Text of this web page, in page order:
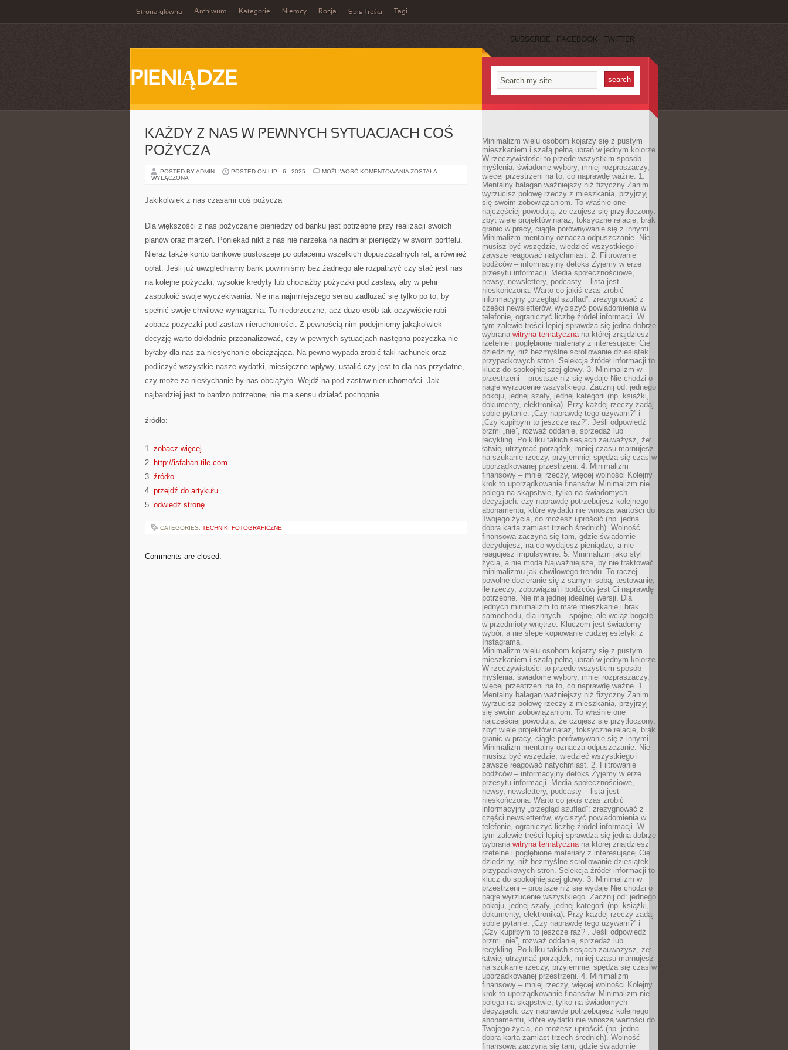
Strona główna Archiwum Kategorie Niemcy Rosja Spis Treści Tagi
SUBSCRIBE FACEBOOK TWITTER
PIENIĄDZE
KAŻDY Z NAS W PEWNYCH SYTUACJACH COŚ
POŻYCZA
POSTED BY ADMIN POSTED ON LIP - 6 - 2025 MOŻLIWOŚĆ KOMENTOWANIA KAŻDY
ZOSTAŁA
WYŁĄCZONA
Jakikolwiek z nas czasami coś pożycza
Dla większości z nas pożyczanie pieniędzy od banku jest potrzebne przy realizacji swoich
planów oraz marzeń. Poniekąd nikt z nas nie narzeka na nadmiar pieniędzy w swoim portfelu.
Nieraz także konto bankowe pustoszeje po opłaceniu wszelkich dopuszczalnych rat, a również
opłat. Jeśli już uwzględniamy bank powinniśmy bez żadnego ale rozpatrzyć czy stać jest nas
na kolejne pożyczki, wysokie kredyty lub chociażby pożyczki pod zastaw, aby w pełni
zaspokoić swoje wyczekiwania. Nie ma najmniejszego sensu zadłużać się tylko po to, by
spełnić swoje chwilowe wymagania. To niedorzeczne, acz dużo osób tak oczywiście robi –
zobacz pożyczki pod zastaw nieruchomości. Z pewnością nim podejmiemy jakąkolwiek
decyzję warto dokładnie przeanalizować, czy w pewnych sytuacjach następna pożyczka nie
byłaby dla nas za niesłychanie obciążająca. Na pewno wypada zrobić taki rachunek oraz
podliczyć wszystkie nasze wydatki, miesięczne wpływy, ustalić czy jest to dla nas przydatne,
czy może za niesłychanie by nas obciążyło. Wejdź na pod zastaw nieruchomości. Jak
najbardziej jest to bardzo potrzebne, nie ma sensu działać pochopnie.
źródło:
———————————
1. zobacz więcej
2. http://isfahan-tile.com
3. źródło
4. przejdź do artykułu
5. odwiedź stronę
CATEGORIES: TECHNIKI FOTOGRAFICZNE
Comments are closed.
Minimalizm wielu osobom kojarzy się z pustym
mieszkaniem i szafą pełną ubrań w jednym kolorze.
W rzeczywistości to przede wszystkim sposób
myślenia: świadome wybory, mniej rozpraszaczy,
więcej przestrzeni na to, co naprawdę ważne. 1.
Mentalny bałagan ważniejszy niż fizyczny Zanim
wyrzucisz połowę rzeczy z mieszkania, przyjrzyj
się swoim zobowiązaniom. To właśnie one
najczęściej powodują, że czujesz się przytłoczony:
zbyt wiele projektów naraz, toksyczne relacje, brak
granic w pracy, ciągłe porównywanie się z innymi.
Minimalizm mentalny oznacza odpuszczanie. Nie
musisz być wszędzie, wiedzieć wszystkiego i
zawsze reagować natychmiast. 2. Filtrowanie
bodźców – informacyjny detoks Żyjemy w erze
przesytu informacji. Media społecznościowe,
newsy, newslettery, podcasty – lista jest
nieskończona. Warto co jakiś czas zrobić
informacyjny „przegląd szuflad”: zrezygnować z
części newsletterów, wyciszyć powiadomienia w
telefonie, ograniczyć liczbę źródeł informacji. W
tym zalewie treści lepiej sprawdza się jedna dobrze
wybrana witryna tematycznana której znajdziesz
rzetelne i pogłębione materiały z interesującej Cię
dziedziny, niż bezmyślne scrollowanie dziesiątek
przypadkowych stron. Selekcja źródeł informacji to
klucz do spokojniejszej głowy. 3. Minimalizm w
przestrzeni – prostsze niż się wydaje Nie chodzi o
nagłe wyrzucenie wszystkiego. Zacznij od: jednego
pokoju, jednej szafy, jednej kategorii (np. książki,
dokumenty, elektronika). Przy każdej rzeczy zadaj
sobie pytanie: „Czy naprawdę tego używam?” i
„Czy kupiłbym to jeszcze raz?”. Jeśli odpowiedź
brzmi „nie”, rozważ oddanie, sprzedaż lub
recykling. Po kilku takich sesjach zauważysz, że:
łatwiej utrzymać porządek, mniej czasu marnujesz
na szukanie rzeczy, przyjemniej spędza się czas w
uporządkowanej przestrzeni. 4. Minimalizm
finansowy – mniej rzeczy, więcej wolności Kolejny
krok to uporządkowanie finansów. Minimalizm nie
polega na skąpstwie, tylko na świadomych
decyzjach: czy naprawdę potrzebujesz kolejnego
abonamentu, które wydatki nie wnoszą wartości do
Twojego życia, co możesz uprościć (np. jedna
dobra karta zamiast trzech średnich). Wolność
finansowa zaczyna się tam, gdzie świadomie
decydujesz, na co wydajesz pieniądze, a nie
reagujesz impulsywnie. 5. Minimalizm jako styl
życia, a nie moda Najważniejsze, by nie traktować
minimalizmu jak chwilowego trendu. To raczej
powolne docieranie się z samym sobą, testowanie,
ile rzeczy, zobowiązań i bodźców jest Ci naprawdę
potrzebne. Nie ma jednej idealnej wersji. Dla
jednych minimalizm to małe mieszkanie i brak
samochodu, dla innych – spójne, ale wciąż bogate
w przedmioty wnętrze. Kluczem jest świadomy
wybór, a nie ślepe kopiowanie cudzej estetyki z
Instagrama.
Minimalizm wielu osobom kojarzy się z pustym
mieszkaniem i szafą pełną ubrań w jednym kolorze.
W rzeczywistości to przede wszystkim sposób
myślenia: świadome wybory, mniej rozpraszaczy,
więcej przestrzeni na to, co naprawdę ważne. 1.
Mentalny bałagan ważniejszy niż fizyczny Zanim
wyrzucisz połowę rzeczy z mieszkania, przyjrzyj
się swoim zobowiązaniom. To właśnie one
najczęściej powodują, że czujesz się przytłoczony:
zbyt wiele projektów naraz, toksyczne relacje, brak
granic w pracy, ciągłe porównywanie się z innymi.
Minimalizm mentalny oznacza odpuszczanie. Nie
musisz być wszędzie, wiedzieć wszystkiego i
zawsze reagować natychmiast. 2. Filtrowanie
bodźców – informacyjny detoks Żyjemy w erze
przesytu informacji. Media społecznościowe,
newsy, newslettery, podcasty – lista jest
nieskończona. Warto co jakiś czas zrobić
informacyjny „przegląd szuflad”: zrezygnować z
części newsletterów, wyciszyć powiadomienia w
telefonie, ograniczyć liczbę źródeł informacji. W
tym zalewie treści lepiej sprawdza się jedna dobrze
wybrana witryna tematycznana której znajdziesz
rzetelne i pogłębione materiały z interesującej Cię
dziedziny, niż bezmyślne scrollowanie dziesiątek
przypadkowych stron. Selekcja źródeł informacji to
klucz do spokojniejszej głowy. 3. Minimalizm w
przestrzeni – prostsze niż się wydaje Nie chodzi o
nagłe wyrzucenie wszystkiego. Zacznij od: jednego
pokoju, jednej szafy, jednej kategorii (np. książki,
dokumenty, elektronika). Przy każdej rzeczy zadaj
sobie pytanie: „Czy naprawdę tego używam?” i
„Czy kupiłbym to jeszcze raz?”. Jeśli odpowiedź
brzmi „nie”, rozważ oddanie, sprzedaż lub
recykling. Po kilku takich sesjach zauważysz, że:
łatwiej utrzymać porządek, mniej czasu marnujesz
na szukanie rzeczy, przyjemniej spędza się czas w
uporządkowanej przestrzeni. 4. Minimalizm
finansowy – mniej rzeczy, więcej wolności Kolejny
krok to uporządkowanie finansów. Minimalizm nie
polega na skąpstwie, tylko na świadomych
decyzjach: czy naprawdę potrzebujesz kolejnego
abonamentu, które wydatki nie wnoszą wartości do
Twojego życia, co możesz uprościć (np. jedna
dobra karta zamiast trzech średnich). Wolność
finansowa zaczyna się tam, gdzie świadomie